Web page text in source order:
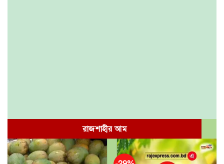
রাজশাহীর আম